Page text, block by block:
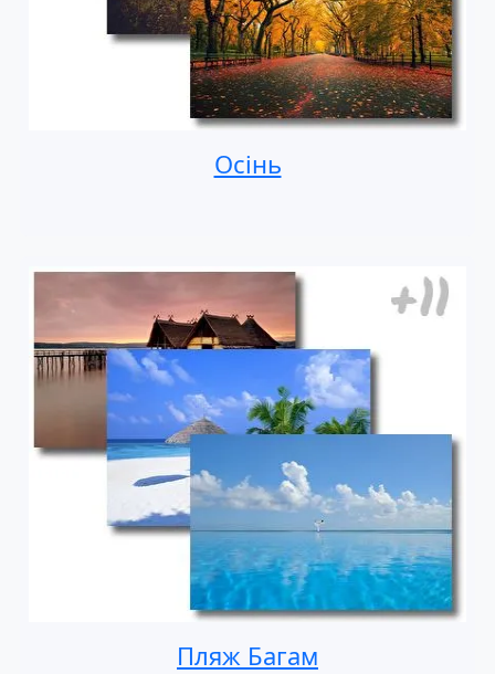
Осінь
Пляж Багам